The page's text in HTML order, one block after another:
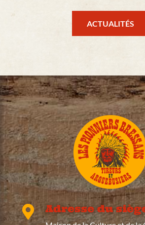
ACTUALITÉS
 Adresse du